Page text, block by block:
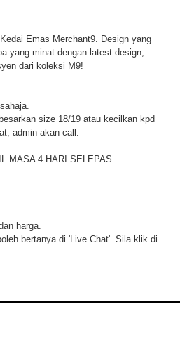
Emas Merchant9. Design yang
yang minat dengan latest design,
dari koleksi M9!
size 18/19 atau kecilkan kpd
admin akan call.
MASA 4 HARI SELEPAS
harga.
bertanya di 'Live Chat'. Sila klik di